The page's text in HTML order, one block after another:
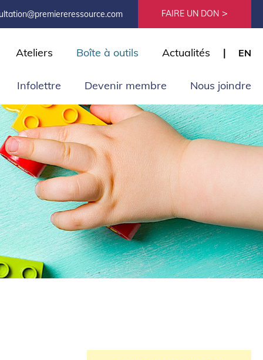
FAIRE UN DON
Ateliers Boîte à outils Actualités EN
Infolettre Devenir membre Nous joindre